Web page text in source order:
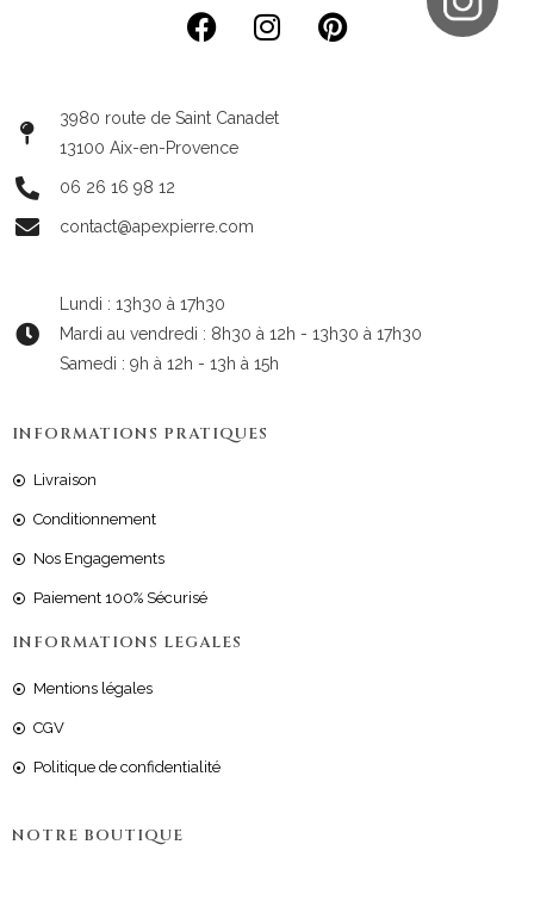
3980 route de Saint Canadet
13100 Aix-en-Provence
06 26 16 98 12
contact@apexpierre.com
Lundi : 13h30 à 17h30
Mardi au vendredi : 8h30 à 12h - 13h30 à 17h30
Samedi : 9h à 12h - 13h à 15h
INFORMATIONS PRATIQUES
Livraison
Conditionnement
Nos Engagements
Paiement 100% Sécurisé
INFORMATIONS LEGALES
Mentions légales
CGV
Politique de confidentialité
NOTRE BOUTIQUE